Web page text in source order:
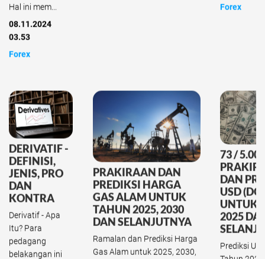
Hal ini mem...
08.11.2024
03.53
Forex
Forex
DERIVATIF -
DEFINISI,
JENIS, PRO
DAN
KONTRA
Derivatif - Apa
Itu? Para
pedagang
belakangan ini
PRAKIRAAN DAN
PREDIKSI HARGA
GAS ALAM UNTUK
TAHUN 2025, 2030
DAN SELANJUTNYA
Ramalan dan Prediksi Harga
Gas Alam untuk 2025, 2030,
73 /
DAN
USD
UNTUK
2025
Prediksi